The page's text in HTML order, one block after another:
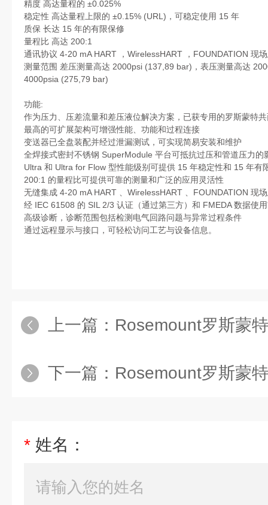
精度 高达量程的 ±0.025%
稳定性 高达量程上限的 ±0.15% (URL)，可稳定使用 15 年
质保 长达 15 年的有限保修
量程比 高达 200:1
通讯协议 4-20 mA HART ，WirelessHART ，FOUNDATION 现
测量范围 差压测量高达 2000psi (137,89 bar)，表压测量高达
4000psia (275,79 bar)
功能:
作为压力、压差流量和差压液位解决方案，已获专用的罗斯蒙特
最高的可扩展架构可增强性能、功能和过程连接
变送器已全盘装配并经过泄漏测试，可实现简易安装和维护
全焊接式密封不锈钢 SuperModule 平台可抵抗过压和管道压力
Ultra 和 Ultra for Flow 型性能级别可提供 15 年稳定性和 15 年有
200:1 的量程比可提供可靠的测量和广泛的应用灵活性
无缝集成 4-20 mA HART 、WirelessHART 、FOUNDATION 现
经 IEC 61508 的 SIL 2/3 认证（通过第三方）和 FMEDA 数据使
高级诊断，诊断范围包括检测电气回路问题与异常过程条件
通过远程显示与接口，可轻松访问工艺与设备信息。
上一篇： Rosemount罗斯蒙
下一篇： Rosemount罗斯蒙特
* 姓名：